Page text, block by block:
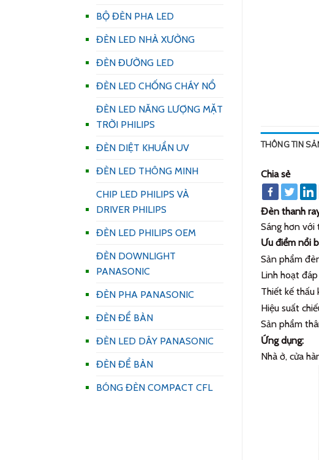
BỘ ĐÈN PHA LED
ĐÈN LED NHÀ XƯỞNG
ĐÈN ĐƯỜNG LED
ĐÈN LED CHỐNG CHÁY NỔ
ĐÈN LED NĂNG LƯỢNG MẶT
TRỜI PHILIPS
ĐÈN DIỆT KHUẨN UV
ĐÈN LED THÔNG MINH
CHIP LED PHILIPS VÀ
DRIVER PHILIPS
ĐÈN LED PHILIPS OEM
ĐÈN DOWNLIGHT
PANASONIC
ĐÈN PHA PANASONIC
ĐÈN ĐỂ BÀN
ĐÈN LED DÂY PANASONIC
ĐÈN ĐỂ BÀN
BÓNG ĐÈN COMPACT CFL
THÔNG TIN
Chia sẻ
Đèn thanh
Sáng hơn với
Ưu điểm nổi
Sản phẩm
Linh hoạt
Thiết kế thấu
Hiệu suất
Sản phẩm
Ứng dụng:
Nhà ở, cửa